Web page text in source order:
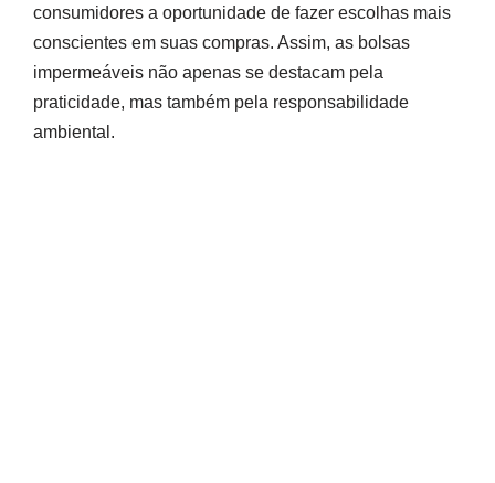
consumidores a oportunidade de fazer escolhas mais
conscientes em suas compras. Assim, as bolsas
impermeáveis não apenas se destacam pela
praticidade, mas também pela responsabilidade
ambiental.